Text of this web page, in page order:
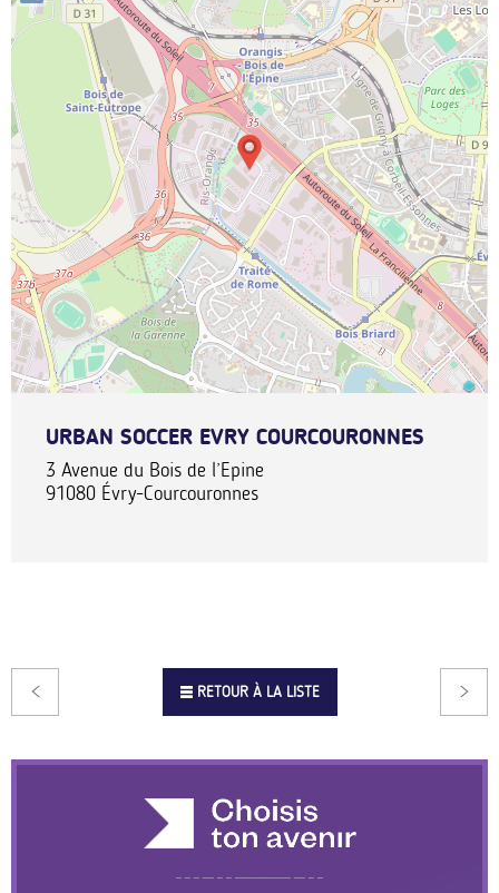
URBAN SOCCER EVRY COURCOURONNES
3 Avenue du Bois de l’Epine
91080 Évry-Courcouronnes
RETOUR À LA LISTE